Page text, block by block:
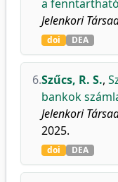
a
Jelenkori
doi DEA
6.Szűcs, R. S.,
bankok
Jelenkori
2025.
doi DEA